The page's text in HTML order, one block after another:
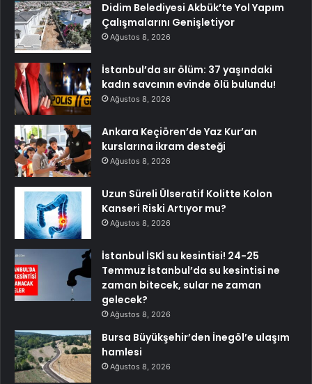
Didim Belediyesi Akbük’te Yol Yapım
Çalışmalarını Genişletiyor
Ağustos 8, 2026
İstanbul’da sır ölüm: 37 yaşındaki
kadın savcının evinde ölü bulundu!
Ağustos 8, 2026
Ankara Keçiören’de Yaz Kur’an
kurslarına ikram desteği
Ağustos 8, 2026
Uzun Süreli Ülseratif Kolitte Kolon
Kanseri Riski Artıyor mu?
Ağustos 8, 2026
İstanbul İSKİ su kesintisi! 24-25
Temmuz İstanbul’da su kesintisi ne
zaman bitecek, sular ne zaman
gelecek?
Ağustos 8, 2026
Bursa Büyükşehir’den İnegöl’e ulaşım
hamlesi
Ağustos 8, 2026